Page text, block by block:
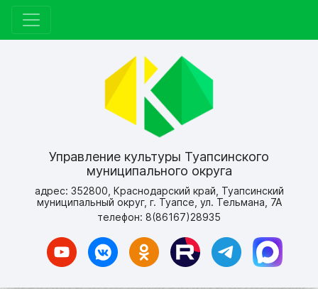
Управление культуры Туапсинского
муниципального округа
адрес: 352800, Краснодарский край, Туапсинский
муниципальный округ, г. Туапсе, ул. Тельмана, 7А
телефон: 8(86167)28935